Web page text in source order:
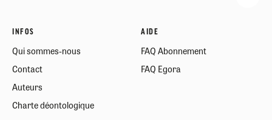
INFOS
Qui sommes-nous
Contact
Auteurs
Charte déontologique
AIDE
FAQ Abonnement
FAQ Egora